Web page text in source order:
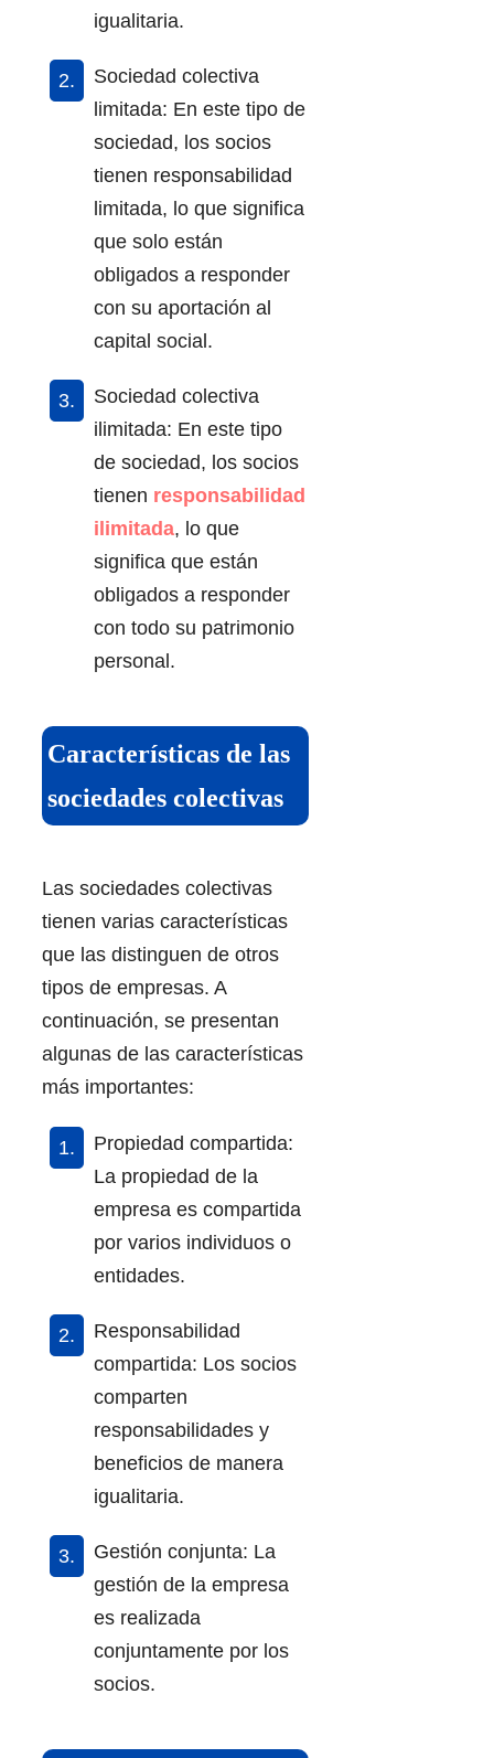
igualitaria.
Sociedad colectiva
limitada: En este tipo de
sociedad, los socios
tienen responsabilidad
limitada, lo que significa
que solo están
obligados a responder
con su aportación al
capital social.
Sociedad colectiva
ilimitada: En este tipo
de sociedad, los socios
tienen responsabilidad
ilimitada, lo que
significa que están
obligados a responder
con todo su patrimonio
personal.
Características de las
sociedades colectivas
Las sociedades colectivas
tienen varias características
que las distinguen de otros
tipos de empresas. A
continuación, se presentan
algunas de las características
más importantes:
Propiedad compartida:
La propiedad de la
empresa es compartida
por varios individuos o
entidades.
Responsabilidad
compartida: Los socios
comparten
responsabilidades y
beneficios de manera
igualitaria.
Gestión conjunta: La
gestión de la empresa
es realizada
conjuntamente por los
socios.